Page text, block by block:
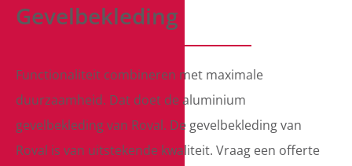
Gevelbekleding
Functionaliteit combineren met maximale
duurzaamheid. Dat doet de aluminium
gevelbekleding van Roval. De gevelbekleding van
Roval is van uitstekende kwaliteit. Vraag een offerte